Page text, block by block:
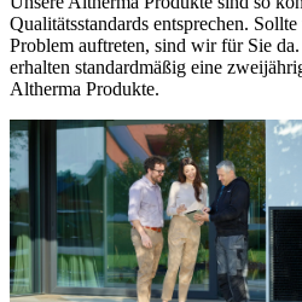
Qualitätsstandards entsprechen.
Problem auftreten, sind wir für Sie
erhalten standardmäßig eine
Altherma Produkte.